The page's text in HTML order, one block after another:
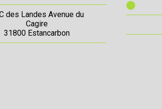
des Landes Avenue du
Cagire
31800 Estancarbon